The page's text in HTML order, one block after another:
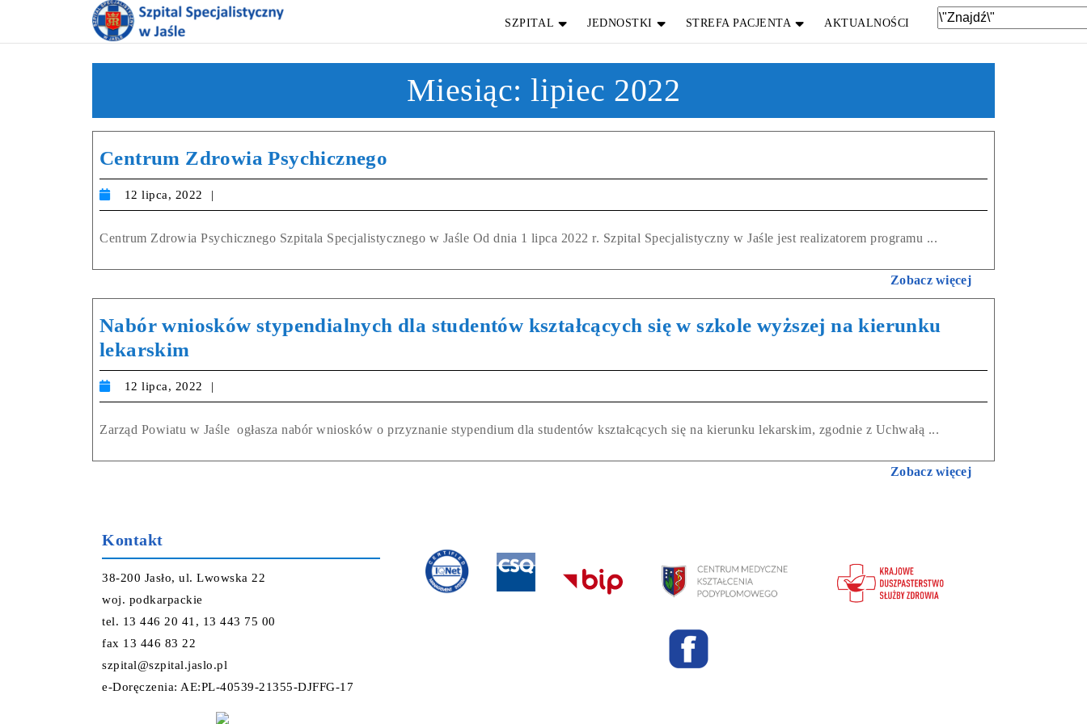
SZPITAL JEDNOSTKI STREFA PACJENTA AKTUALNOŚCI
Miesiąc:lipiec 2022
Centrum Zdrowia Psychicznego
12 lipca, 2022
Centrum Zdrowia Psychicznego Szpitala Specjalistycznego w Jaśle Od dnia 1 lipca 2022 r. Szpital Specjalistyczny w Jaśle jest realizatorem programu ...
Zobacz więcej
Nabór wniosków stypendialnych dla studentów kształcących się w szkole wyższej na kierunku
lekarskim
12 lipca, 2022
Zarząd Powiatu w Jaśle ogłasza nabór wniosków o przyznanie stypendium dla studentów kształcących się na kierunku lekarskim, zgodnie z Uchwałą ...
Zobacz więcej
Kontakt
38-200 Jasło, ul. Lwowska 22
woj. podkarpackie
tel. 13 446 20 41, 13 443 75 00
fax 13 446 83 22
szpital@szpital.jaslo.pl
e-Doręczenia: AE:PL-40539-21355-DJFFG-17